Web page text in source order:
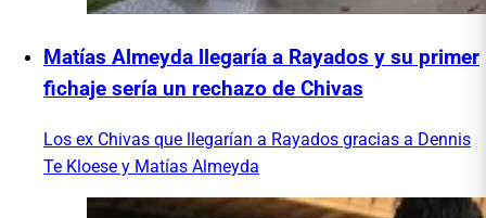
Matías Almeyda llegaría a Rayados y su primer
fichaje sería un rechazo de Chivas
Los ex Chivas que llegarían a Rayados gracias a Dennis
Te Kloese y Matías Almeyda